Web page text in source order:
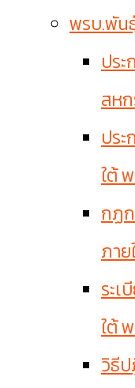
พรบ.พัน
ปร
สห
ปร
ใต้
กฏ
ภา
ระ
ใต้
วิธี